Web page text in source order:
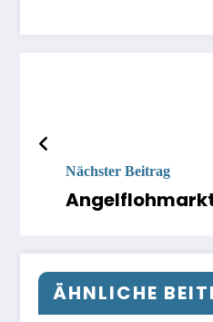
Nächster Beitrag
ÄHNLICHE